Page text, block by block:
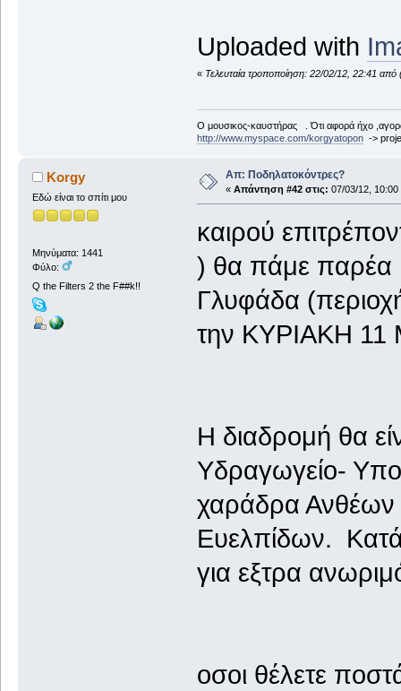
Uploaded with
« Τελευταία τροποποίηση: 22/02/12, 22:41
Ο μουσικος-καυστήρας . Ότι αφορά ήχο
http://www.myspace.com/korgyatopon->
Korgy
Εδώ είναι το σπίτι μου
Μηνύματα: 1441
Φύλο:
Q the Filters 2 the F##k!!
Απ: Ποδηλατοκόντρες?
« Απάντηση #42 στις: 07/03/12, 10:00
καιρού
) θα πάμε παρέα
Γλυφάδα
την ΚΥΡΙΑΚΗ 11
Η διαδρομή θα
Υδραγωγείο-
χαράδρα
Ευελπίδων.
για εξτρα
οσοι θέλετε